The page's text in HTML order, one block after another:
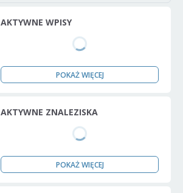
AKTYWNE WPISY
POKAŻ WIĘCEJ
AKTYWNE ZNALEZISKA
POKAŻ WIĘCEJ